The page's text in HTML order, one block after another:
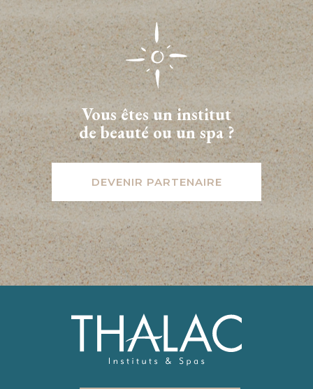
Vous êtes un institut
de beauté ou un spa ?
DEVENIR PARTENAIRE